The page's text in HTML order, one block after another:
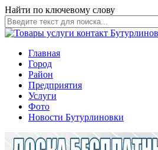
Найти по ключевому слову
Главная
Город
Район
Предприятия
Услуги
Фото
Новости Бутурлиновки